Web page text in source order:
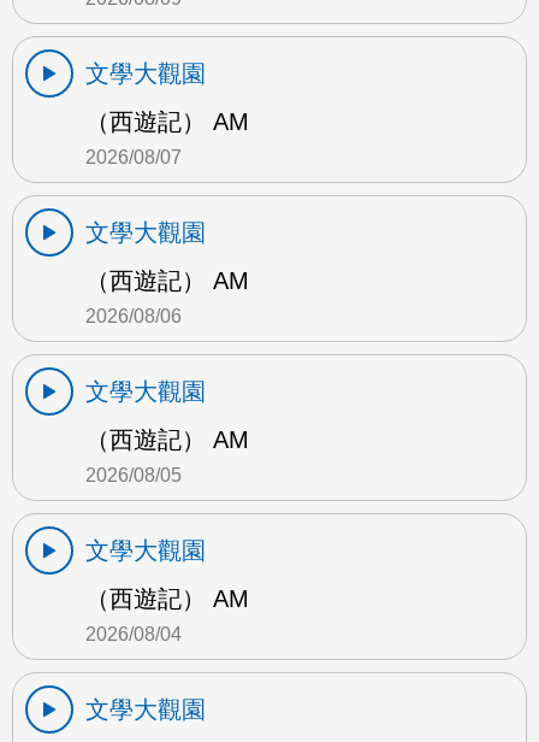
文學大觀園
（西遊記） AM
2026/08/07
文學大觀園
（西遊記） AM
2026/08/06
文學大觀園
（西遊記） AM
2026/08/05
文學大觀園
（西遊記） AM
2026/08/04
文學大觀園